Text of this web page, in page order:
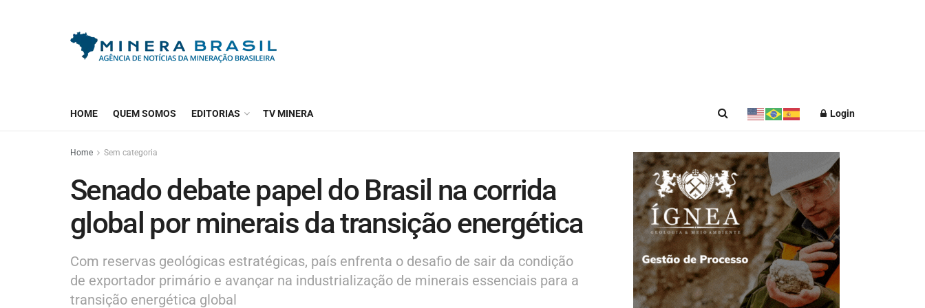
HOME QUEM SOMOS EDITORIAS TV MINERA Login
Home Sem categoria
Senado debate papel do Brasil na corrida
global por minerais da transição energética
Com reservas geológicas estratégicas, país enfrenta o desafio de sair da condição
de exportador primário e avançar na industrialização de minerais essenciais para a
transição energética global